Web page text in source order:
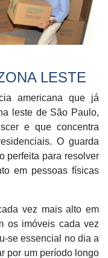
LESTE
americana que já
leste de São Paulo,
e que concentra
O guarda
perfeita para resolver
em pessoas físicas
vez mais alto em
os imóveis cada vez
se essencial no dia a
por um período longo